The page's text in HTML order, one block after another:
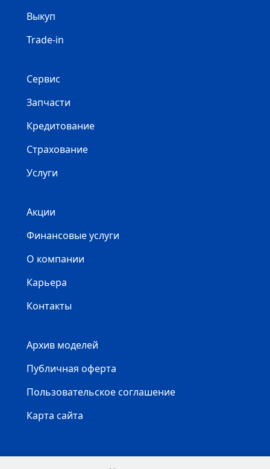
Выкуп
Trade-in
Сервис
Запчасти
Кредитование
Страхование
Услуги
Акции
Финансовые услуги
О компании
Карьера
Контакты
Архив моделей
Публичная оферта
Пользовательское соглашение
Карта сайта